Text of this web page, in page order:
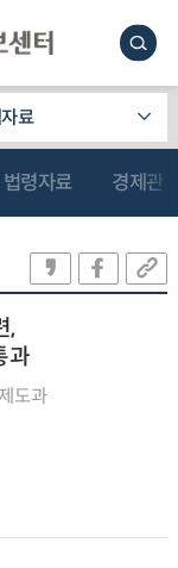
료
법령자료 경제관
,
과
도과